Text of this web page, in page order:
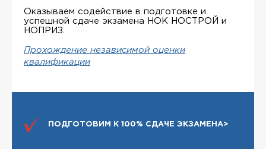
Оказываем содействие в подготовке и
успешной сдаче экзамена НОК НОСТРОЙ и
НОПРИЗ.
Прохождение независимой оценки
квалификации
ПОДГОТОВИМ К 100% СДАЧЕ ЭКЗАМЕНА>